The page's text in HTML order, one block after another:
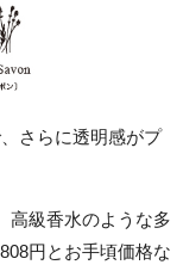
さらに透明感がプ
高級香水のような多
円とお手頃価格な